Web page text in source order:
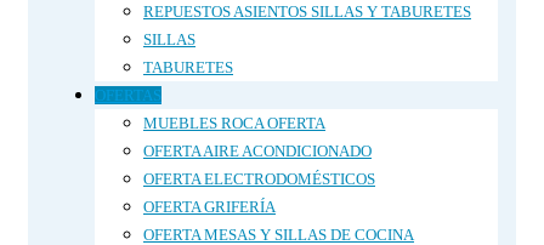
REPUESTOS ASIENTOS SILLAS Y TABURETES
SILLAS
TABURETES
OFERTAS
MUEBLES ROCA OFERTA
OFERTA AIRE ACONDICIONADO
OFERTA ELECTRODOMÉSTICOS
OFERTA GRIFERÍA
OFERTA MESAS Y SILLAS DE COCINA